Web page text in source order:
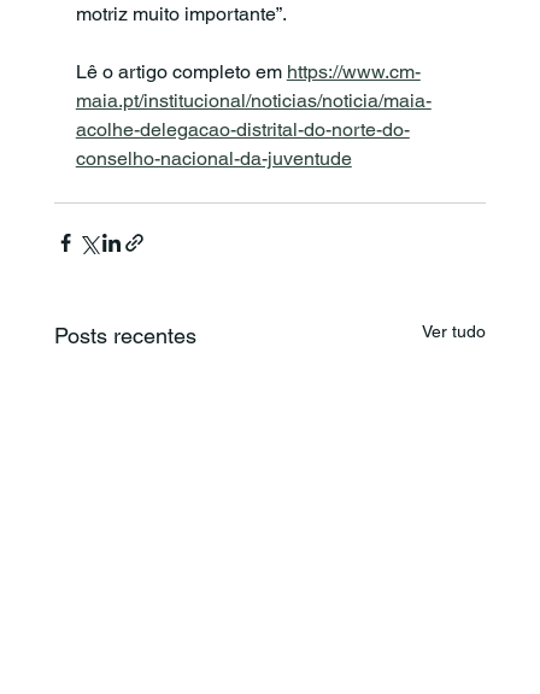
motriz muito importante”.
Lê o artigo completo em https://www.cm-
maia.pt/institucional/noticias/noticia/maia-
acolhe-delegacao-distrital-do-norte-do-
conselho-nacional-da-juventude
Posts recentes Ver tudo